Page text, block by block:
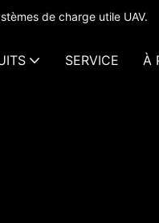
de charge utile UAV.
SERVICE À